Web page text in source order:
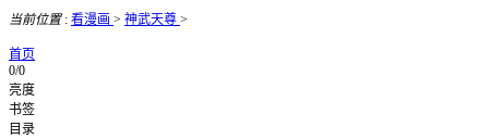
当前位置: 看漫画 > 神武天尊 >
首页
0/0
亮度
书签
目录